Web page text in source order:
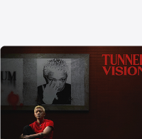
口
中
打
开)